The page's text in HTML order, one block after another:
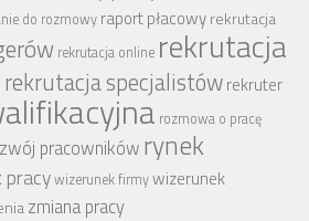
do rozmowy raport płacowyrekrutacja
rekrutacja online rekrutacja
rekrutacja specjalistówrekruter
rozmowa o pracę
pracowników rynek
pracywizerunek firmywizerunek
zmiana pracy